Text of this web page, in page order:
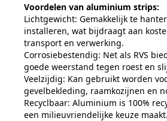
Voordelen van aluminium strips:
Lichtgewicht: Gemakkelijk te
installeren, wat bijdraagt aan
transport en verwerking.
Corrosiebestendig: Net als RVS
goede weerstand tegen roest en
Veelzijdig: Kan gebruikt worden
gevelbekleding, raamkozijnen en
Recyclbaar: Aluminium is 100%
een milieuvriendelijke keuze maakt.